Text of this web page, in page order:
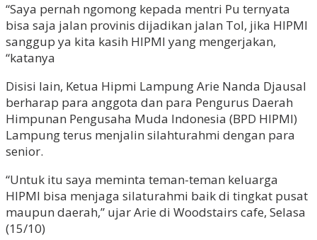
“Saya pernah ngomong kepada mentri Pu ternyata
bisa saja jalan provinis dijadikan jalan Tol, jika HIPMI
sanggup ya kita kasih HIPMI yang mengerjakan,
“katanya
Disisi lain, Ketua Hipmi Lampung Arie Nanda Djausal
berharap para anggota dan para Pengurus Daerah
Himpunan Pengusaha Muda Indonesia (BPD HIPMI)
Lampung terus menjalin silahturahmi dengan para
senior.
“Untuk itu saya meminta teman-teman keluarga
HIPMI bisa menjaga silaturahmi baik di tingkat pusat
maupun daerah,” ujar Arie di Woodstairs cafe, Selasa
(15/10)